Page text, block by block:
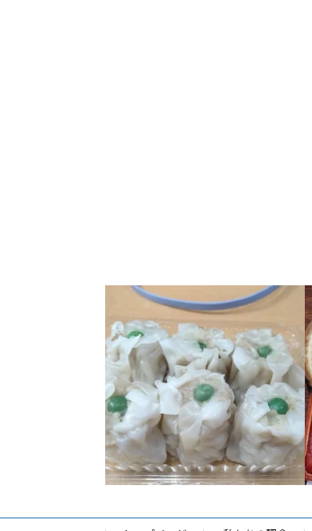
シューマイなう パソコン教室本日終了
しました
明日は１２時から #パソコ
ン教室 #鶴見区 ...
15 0